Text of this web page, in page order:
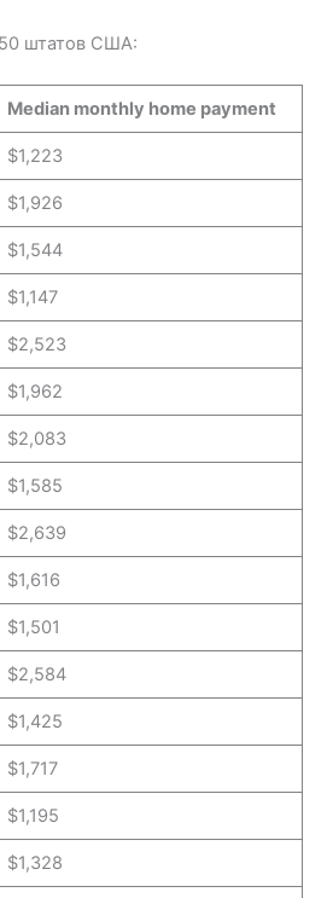
50 штатов США:
Median monthly home payment
$1,223
$1,926
$1,544
$1,147
$2,523
$1,962
$2,083
$1,585
$2,639
$1,616
$1,501
$2,584
$1,425
$1,717
$1,195
$1,328